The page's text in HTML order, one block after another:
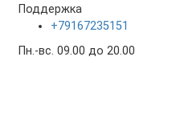
Поддержка
+79167235151
Пн.-вс. 09.00 до 20.00